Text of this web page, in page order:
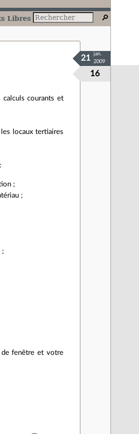
Libres
16
21
jan.
2009
courants et
locaux tertiaires
;
;
;
fenêtre et votre